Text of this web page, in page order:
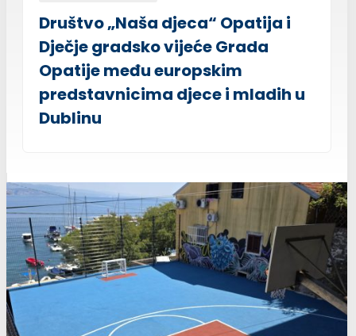
Društvo „Naša djeca“ Opatija i
Dječje gradsko vijeće Grada
Opatije među europskim
predstavnicima djece i mladih u
Dublinu